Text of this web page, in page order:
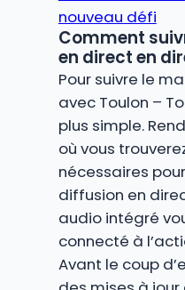
nouveau défi
Comment
en direct en
Pour suivre le
avec Toulon –
plus simple.
où vous
nécessaires
diffusion en
audio intégré
connecté à
Avant le coup